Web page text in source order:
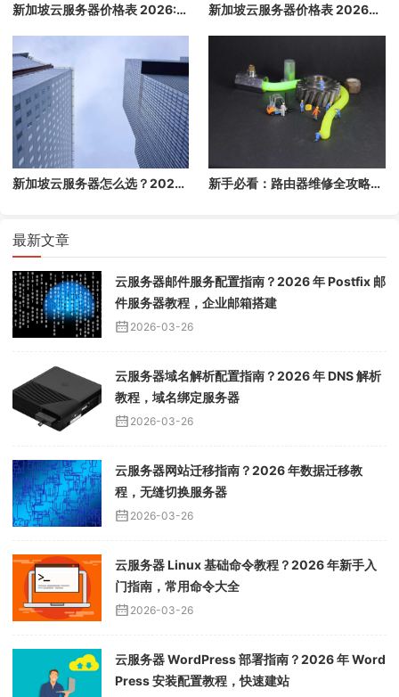
新加坡云服务器价格表 2026:1 核/2 核/4 核/8 核配置每月多少钱？ 新加坡云服务器价格表 2026：1 核/2 核/4 核/8 核配置每月多少钱？
新加坡云服务器怎么选？2026购买指南和价格对比 新手必看：路由器维修全攻略视频上线！
最新文章
云服务器邮件服务配置指南？2026 年 Postfix 邮
件服务器教程，企业邮箱搭建
2026-03-26
云服务器域名解析配置指南？2026 年 DNS 解析
教程，域名绑定服务器
2026-03-26
云服务器网站迁移指南？2026 年数据迁移教
程，无缝切换服务器
2026-03-26
云服务器 Linux 基础命令教程？2026 年新手入
门指南，常用命令大全
2026-03-26
云服务器 WordPress 部署指南？2026 年 Word
Press 安装配置教程，快速建站